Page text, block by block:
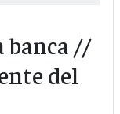
banca //
del